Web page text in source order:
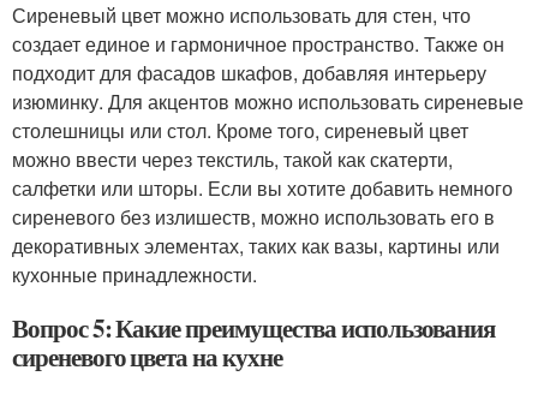
Сиреневый цвет можно использовать для стен, что
создает единое и гармоничное пространство. Также он
подходит для фасадов шкафов, добавляя интерьеру
изюминку. Для акцентов можно использовать сиреневые
столешницы или стол. Кроме того, сиреневый цвет
можно ввести через текстиль, такой как скатерти,
салфетки или шторы. Если вы хотите добавить немного
сиреневого без излишеств, можно использовать его в
декоративных элементах, таких как вазы, картины или
кухонные принадлежности.
Вопрос 5: Какие преимущества использования
сиреневого цвета на кухне